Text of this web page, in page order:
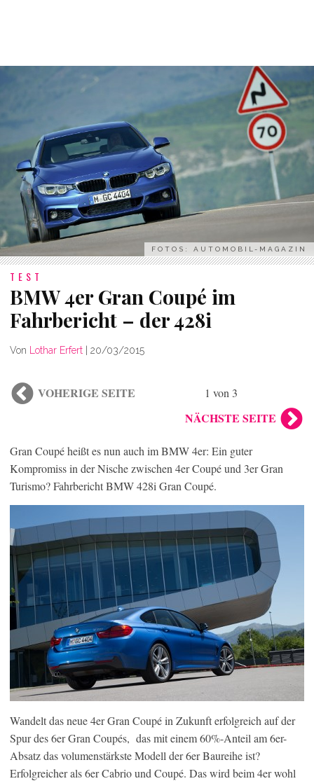
FOTOS: AUTOMOBIL-MAGAZIN
TEST
BMW 4er Gran Coupé im
Fahrbericht – der 428i
Von Lothar Erfert | 20/03/2015
VOHERIGE SEITE 1 von 3
NÄCHSTE SEITE
Gran Coupé heißt es nun auch im BMW 4er: Ein guter
Kompromiss in der Nische zwischen 4er Coupé und 3er Gran
Turismo? Fahrbericht BMW 428i Gran Coupé.
Wandelt das neue 4er Gran Coupé in Zukunft erfolgreich auf der
Spur des 6er Gran Coupés, das mit einem 60%-Anteil am 6er-
Absatz das volumenstärkste Modell der 6er Baureihe ist?
Erfolgreicher als 6er Cabrio und Coupé. Das wird beim 4er wohl